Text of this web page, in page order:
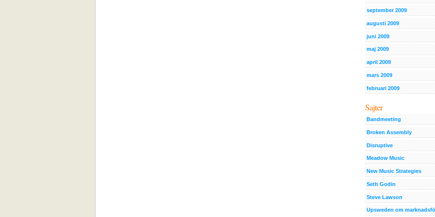
september 2009
augusti 2009
juni 2009
maj 2009
april 2009
mars 2009
februari 2009
Sajter
Bandmeeting
Broken Assembly
Disruptive
Meadow Music
New Music Strategies
Seth Godin
Steve Lawson
Upsweden om